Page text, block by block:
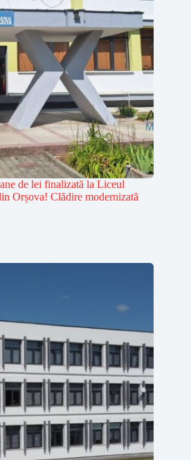
de lei finalizată la Liceul
Orșova! Clădire modernizată